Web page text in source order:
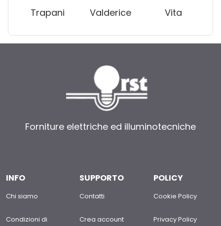
Trapani Valderice Vita
Forniture elettriche ed illuminotecniche
INFO
Chi siamo
Condizioni di
SUPPORTO
Contatti
Crea account
POLICY
Cookie Policy
Privacy Policy